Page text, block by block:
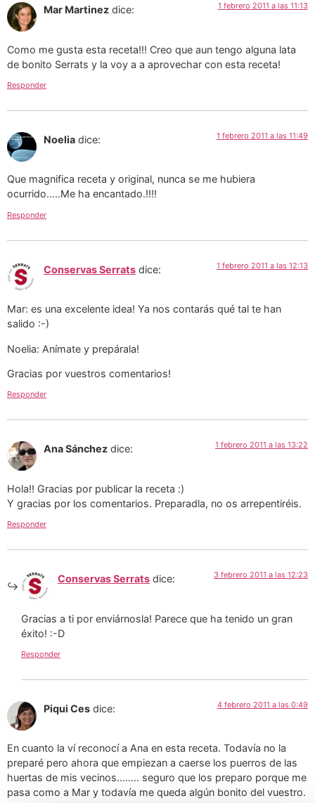
Mar Martinez dice: 1 febrero 2011 a las 11:13
Como me gusta esta receta!!! Creo que aun tengo alguna lata
de bonito Serrats y la voy a a aprovechar con esta receta!
Responder
Noelia dice: 1 febrero 2011 a las 11:49
Que magnifica receta y original, nunca se me hubiera
ocurrido…..Me ha encantado.!!!!
Responder
Conservas Serrats dice: 1 febrero 2011 a las 12:13
Mar: es una excelente idea! Ya nos contarás qué tal te han
salido :-)
Noelia: Anímate y prepárala!
Gracias por vuestros comentarios!
Responder
Ana Sánchez dice: 1 febrero 2011 a las 13:22
Hola!! Gracias por publicar la receta :)
Y gracias por los comentarios. Preparadla, no os arrepentiréis.
Responder
Conservas Serrats dice: 3 febrero 2011 a las 12:23
Gracias a ti por enviárnosla! Parece que ha tenido un gran
éxito! :-D
Responder
Piqui Ces dice: 4 febrero 2011 a las 0:49
En cuanto la ví reconocí a Ana en esta receta. Todavía no la
preparé pero ahora que empiezan a caerse los puerros de las
huertas de mis vecinos…….. seguro que los preparo porque me
pasa como a Mar y todavía me queda algún bonito del vuestro.